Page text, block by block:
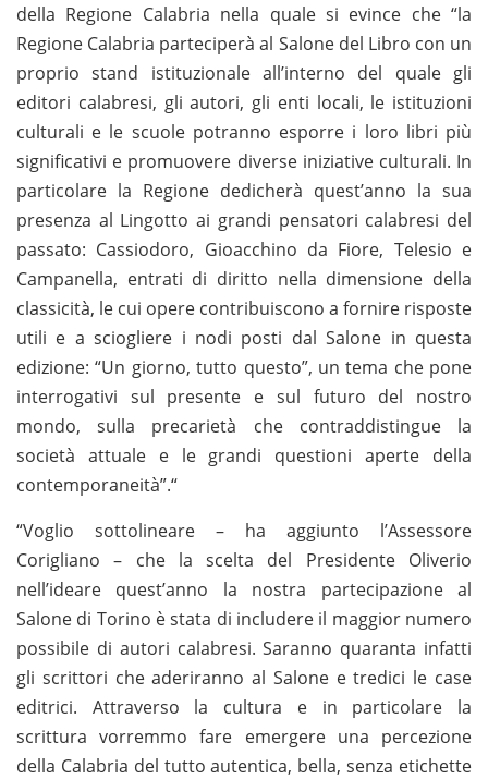
della Regione Calabria nella quale si evince che “la
Regione Calabria parteciperà al Salone del Libro con un
proprio stand istituzionale all’interno del quale gli
editori calabresi, gli autori, gli enti locali, le istituzioni
culturali e le scuole potranno esporre i loro libri più
significativi e promuovere diverse iniziative culturali. In
particolare la Regione dedicherà quest’anno la sua
presenza al Lingotto ai grandi pensatori calabresi del
passato: Cassiodoro, Gioacchino da Fiore, Telesio e
Campanella, entrati di diritto nella dimensione della
classicità, le cui opere contribuiscono a fornire risposte
utili e a sciogliere i nodi posti dal Salone in questa
edizione: “Un giorno, tutto questo”, un tema che pone
interrogativi sul presente e sul futuro del nostro
mondo, sulla precarietà che contraddistingue la
società attuale e le grandi questioni aperte della
contemporaneità”.“
“Voglio sottolineare – ha aggiunto l’Assessore
Corigliano – che la scelta del Presidente Oliverio
nell’ideare quest’anno la nostra partecipazione al
Salone di Torino è stata di includere il maggior numero
possibile di autori calabresi. Saranno quaranta infatti
gli scrittori che aderiranno al Salone e tredici le case
editrici. Attraverso la cultura e in particolare la
scrittura vorremmo fare emergere una percezione
della Calabria del tutto autentica, bella, senza etichette